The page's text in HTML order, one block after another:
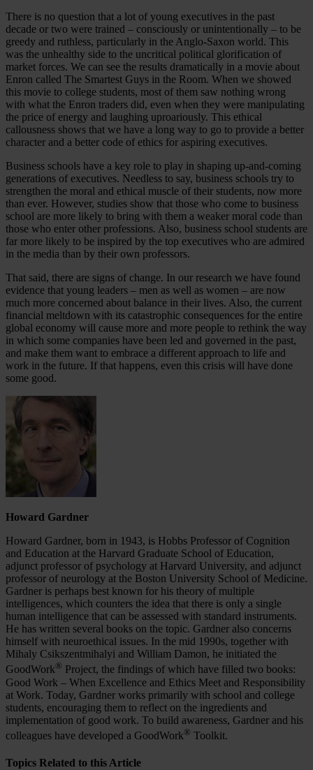
There is no question that a lot of young executives in the past
decade or two were trained – consciously or unintentionally – to be
greedy and ruthless, particularly in the Anglo-Saxon world. This
was the unhealthy side to the uncritical political glorification of
market forces. We can see the results dramatically in a movie about
Enron called The Smartest Guys in the Room. When we showed
this movie to college students, most of them saw nothing wrong
with what the Enron traders did, even when they were manipulating
the price of energy and laughing uproariously. This ethical
callousness shows that we have a long way to go to provide a better
character and a better code of ethics for aspiring executives.
Business schools have a key role to play in shaping up-and-coming
generations of executives. Needless to say, business schools try to
strengthen the moral and ethical muscle of their students, now more
than ever. However, studies show that those who come to business
school are more likely to bring with them a weaker moral code than
those who enter other professions. Also, business school students are
far more likely to be inspired by the top executives who are admired
in the media than by their own professors.
That said, there are signs of change. In our research we have found
evidence that young leaders – men as well as women – are now
much more concerned about balance in their lives. Also, the current
financial meltdown with its catastrophic consequences for the entire
global economy will cause more and more people to rethink the way
in which some companies have been led and governed in the past,
and make them want to embrace a different approach to life and
work in the future. If that happens, even this crisis will have done
some good.
Howard Gardner
Howard Gardner, born in 1943, is Hobbs Professor of Cognition
and Education at the Harvard Graduate School of Education,
adjunct professor of psychology at Harvard University, and adjunct
professor of neurology at the Boston University School of Medicine.
Gardner is perhaps best known for his theory of multiple
intelligences, which counters the idea that there is only a single
human intelligence that can be assessed with standard instruments.
He has written several books on the topic. Gardner also concerns
himself with neuroethical issues. In the mid 1990s, together with
Mihaly Csikszentmihalyi and William Damon, he initiated the
GoodWork® Project, the findings of which have filled two books:
Good Work – When Excellence and Ethics Meet and Responsibility
at Work. Today, Gardner works primarily with school and college
students, encouraging them to reflect on the ingredients and
implementation of good work. To build awareness, Gardner and his
colleagues have developed a GoodWork® Toolkit.
Topics Related to this Article